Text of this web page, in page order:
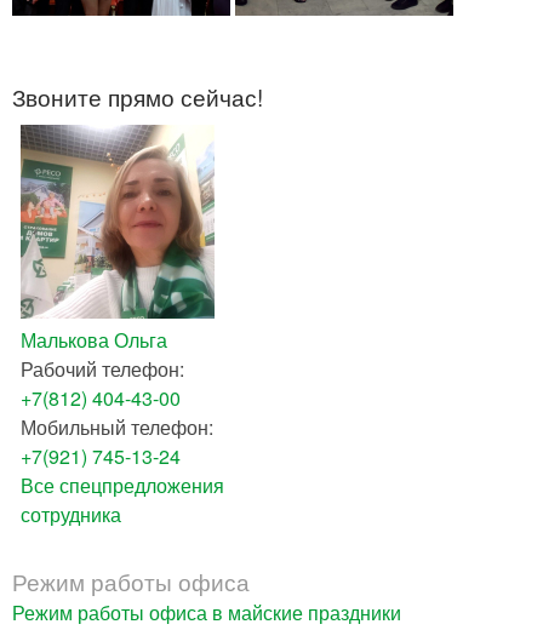
Звоните прямо сейчас!
Малькова Ольга
Рабочий телефон:
+7(812) 404-43-00
Мобильный телефон:
+7(921) 745-13-24
Все спецпредложения
сотрудника
Режим работы офиса
Режим работы офиса в майские праздники